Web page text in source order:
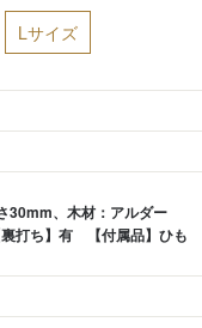
Lサイズ
30mm、木材：アルダー
打ち】有 【付属品】ひも